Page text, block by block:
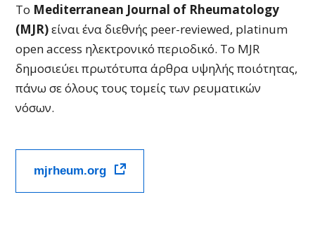
Το Mediterranean Journal of Rheumatology
(MJR)είναι ένα διεθνής peer-reviewed, platinum
open access ηλεκτρονικό περιοδικό. Το MJR
δημοσιεύει πρωτότυπα άρθρα υψηλής ποιότητας,
πάνω σε όλους τους τομείς των ρευματικών
νόσων.
mjrheum.org